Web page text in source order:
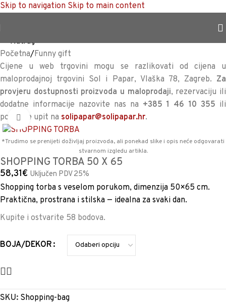
Skip to navigation Skip to main content
<<Natrag
Početna/Funny gift
Cijene u web trgovini mogu se razlikovati od cijena u
maloprodajnoj trgovini Sol i Papar, Vlaška 78, Zagreb. Za
provjeru dostupnosti proizvoda u maloprodaji, rezervaciju ili
dodatne informacije nazovite nas na +385 1 46 10 355 ili
pošaljite upit na solipapar@solipapar.hr.
Povećaj sliku
*Trudimo se prenijeti doživljaj proizvoda, ali ponekad slike i opis neće odgovarati
stvarnom izgledu artikla.
SHOPPING TORBA 50 X 65
58,31€ Uključen PDV 25%
Shopping torba s veselom porukom, dimenzija 50×65 cm.
Praktična, prostrana i stilska — idealna za svaki dan.
Kupite i ostvarite 58 bodova.
BOJA/DEKOR
SKU: Shopping-bag